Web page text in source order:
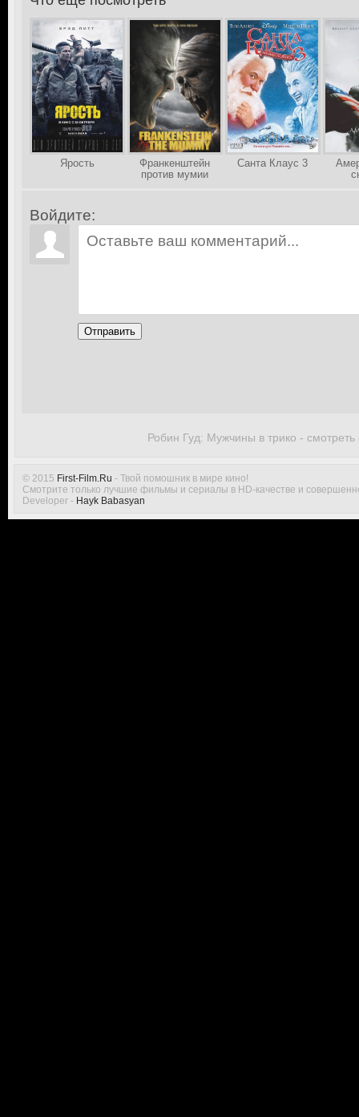
Робин Гуд: Мужчины в трико - смотреть
Ярость
Франкенштейн
против мумии
Санта Клаус 3
Войдите:
Отправить
© 2015 First-Film.Ru - Твой помошник в мире кино!
Смотрите только лучшие фильмы и сериалы в HD-качестве и
Developer - Hayk Babasyan